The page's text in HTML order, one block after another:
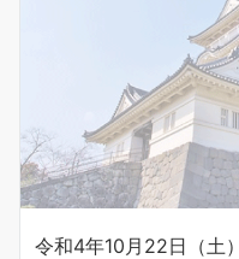
令和4年10月22日（土